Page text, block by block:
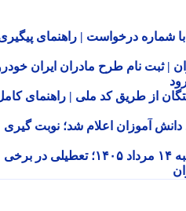
درخواست | راهنمای پیگیری
نام طرح مادران ایران خودرو،
طریق کد ملی | راهنمای کامل
آموزان اعلام شد؛ نوبت گیری
فعالیت بانک ها امروز چهارشنبه ۱۴ مرداد ۱۴۰۵؛ تعطیلی در برخی